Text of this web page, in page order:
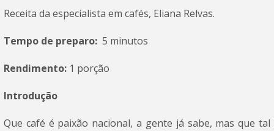
Receita da especialista em cafés, Eliana Relvas.
Tempo de preparo: 5 minutos
Rendimento: 1 porção
Introdução
Que café é paixão nacional, a gente já sabe, mas que tal